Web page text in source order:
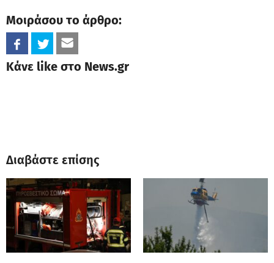
Μοιράσου το άρθρο:
Κάνε like στο News.gr
Διαβάστε επίσης